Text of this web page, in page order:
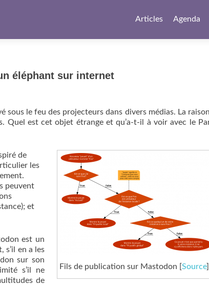
Articles Agenda
éléphant sur internet
sous le feu des projecteurs dans divers médias. La
Quel est cet objet étrange et qu’a-t-il à voir avec le
Fils de publication sur Mastodon [Source]
de
les
peuvent
et
est un
s’il en a les
sur son
s’il ne
de